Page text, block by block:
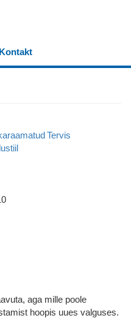
Kontakt
Tervis
aga mille poole
hoopis uues valguses.